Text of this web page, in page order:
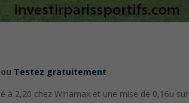
ou Testez gratuitement
à 2,20 chez Winamax et une mise de 0,16u sur